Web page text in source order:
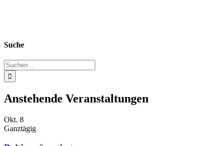
Suche
Suche
nach:
Anstehende Veranstaltungen
Okt. 8
Ganztägig